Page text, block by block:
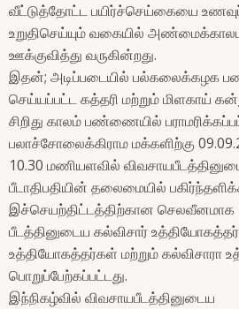
வீட்டுத்தோட்ட பயிர்ச்செய்கையை
உறுதிசெய்யும் வகையில்
ஊக்குவித்து வருகின்றது.
இதன்; அடிப்படையில் பல்கலைக்கழக
செய்யப்பட்ட கத்தரி மற்றும் மிளகாய்
சிறிது காலம் பண்ணையில்
பலாச்சோலைக்கிராம மக்களிற்கு
10.30 மணியளவில்
பீடாதிபதியின் தலைமையில்
இச்செயற்திட்டத்திற்கான செலவீனமாக
பீடத்தினுடைய கல்விசார்
உத்தியோகத்தர்கள் மற்றும் கல்விசாரா
பொறுப்பேற்கப்பட்டது.
இந்நிகழ்வில் விவசாயபீடத்தினுடைய